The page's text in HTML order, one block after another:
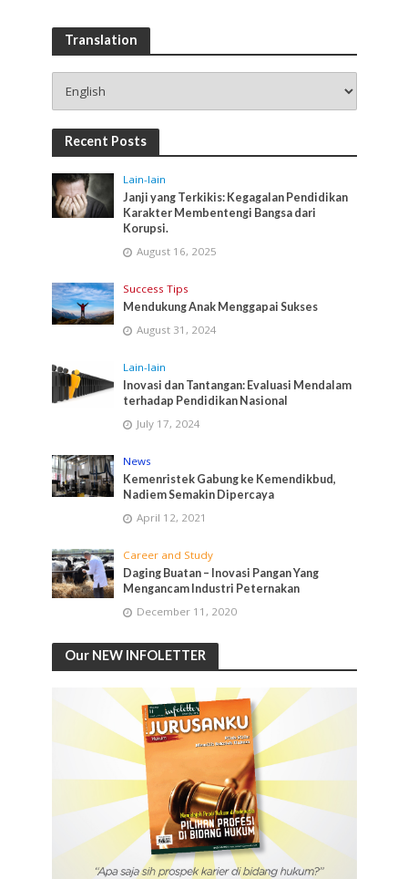
Translation
Recent Posts
Lain-lain
Janji yang Terkikis: Kegagalan Pendidikan
Karakter Membentengi Bangsa dari
Korupsi.
August 16, 2025
Success Tips
Mendukung Anak Menggapai Sukses
August 31, 2024
Lain-lain
Inovasi dan Tantangan: Evaluasi Mendalam
terhadap Pendidikan Nasional
July 17, 2024
News
Kemenristek Gabung ke Kemendikbud,
Nadiem Semakin Dipercaya
April 12, 2021
Career and Study
Daging Buatan – Inovasi Pangan Yang
Mengancam Industri Peternakan
December 11, 2020
Our NEW INFOLETTER